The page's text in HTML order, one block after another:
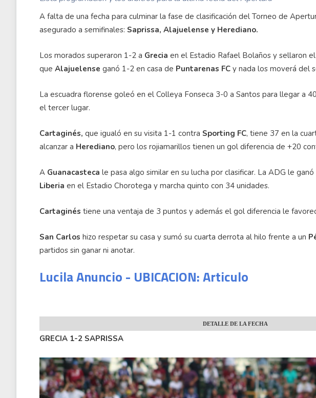
A falta de una fecha para culminar la fase de clasificación del Torneo de
asegurado a semifinales: Saprissa, Alajuelense y Herediano.
Los morados superaron 1-2 a Grecia en el Estadio Rafael Bolaños y sellaron
que Alajuelense ganó 1-2 en casa de Puntarenas FC y nada los moverá del
La escuadra florense goleó en el Colleya Fonseca 3-0 a Santos para llegar a
el tercer lugar.
Cartaginés, que igualó en su visita 1-1 contra Sporting FC, tiene 37 en la
alcanzar a Herediano, pero los rojiamarillos tienen un gol diferencia de +20
A Guanacasteca le pasa algo similar en su lucha por clasificar. La ADG le
Liberia en el Estadio Chorotega y marcha quinto con 34 unidades.
Cartaginés tiene una ventaja de 3 puntos y además el gol diferencia le
San Carlos hizo respetar su casa y sumó su cuarta derrota al hilo frente a un
partidos sin ganar ni anotar.
Lucila Anuncio - UBICACION: Articulo
DETALLE DE LA FECHA
GRECIA 1-2 SAPRISSA